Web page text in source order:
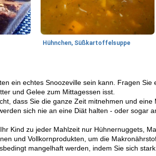
Hühnchen, Süßkartoffelsuppe
ein echtes Snoozeville sein kann. Fragen
und Gelee zum Mittagessen isst.
dass Sie die ganze Zeit mitnehmen und
sich nie an eine Diät halten - oder sogar
Kind zu jeder Mahlzeit nur Hühnernuggets,
und Vollkornprodukten, um die
mangelhaft werden, indem Sie sich